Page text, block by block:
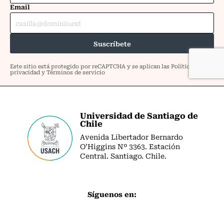
Universidad de Santiago de
Chile
Avenida Libertador Bernardo
O’Higgins Nº 3363. Estación
Central. Santiago. Chile.
Síguenos en: